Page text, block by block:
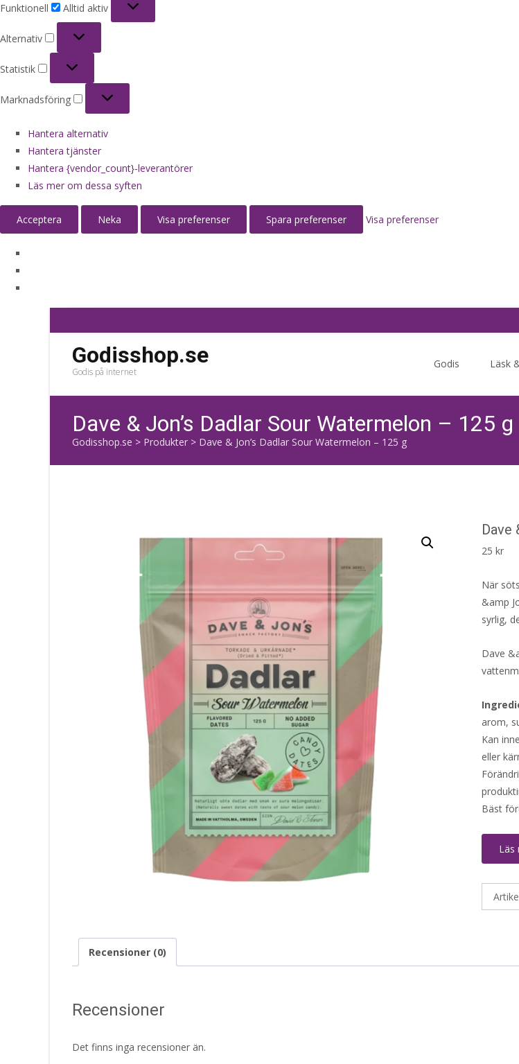
Funktionell
Alltid aktiv
Alternativ
Statistik
Marknadsföring
Hantera alternativ
Hantera tjänster
Hantera {vendor_count}-leverantörer
Läs mer om dessa syften
Acceptera Neka Visa preferenser Spara preferenser Visa preferenser
Godisshop.se
Godis på internet
Godis Läsk
Dave & Jon’s Dadlar Sour Watermelon – 125 g
Godisshop.se > Produkter > Dave & Jon’s Dadlar Sour Watermelon – 125 g
Dave
25 kr
När
&amp
syrlig,
Dave
arom,
Kan
eller
Bäst
Läs
Recensioner (0)
Recensioner
Det finns inga recensioner än.